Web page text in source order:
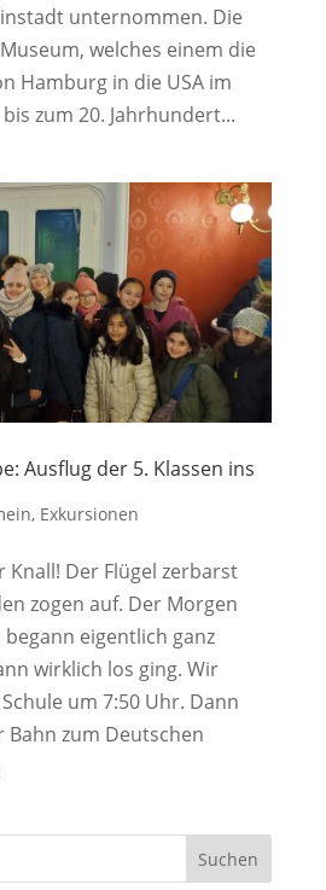
unternommen. Die
welches einem die
Hamburg in die USA im
zum 20. Jahrhundert...
Ausflug der 5. Klassen ins
, Exkursionen
Knall! Der Flügel zerbarst
zogen auf. Der Morgen
begann eigentlich ganz
wirklich los ging. Wir
um 7:50 Uhr. Dann
zum Deutschen